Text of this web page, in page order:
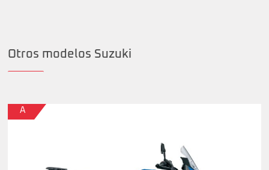
Otros modelos Suzuki
A